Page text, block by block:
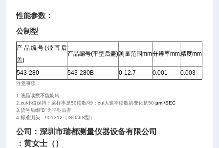
性能参数：
公制型
产品编号(带耳后
盖)
产品编号(平型后盖)测量范围mm分辨率mm精度mm
543-280 543-280B 0-12.7 0.001 0.003
注意事项：
1.液晶读数不能旋转
2.zui小值保持：采样率是50读数/秒；zui大速率读数的变化是50 μm /SEC
3.货号后缀“B"为平型后盖
4.标准测头：901312（ISO/JIS型）
公司：深圳市瑞都测量仪器设备有限公司
：黄女士（）